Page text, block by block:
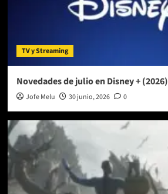
TV y Streaming
Novedades de julio en Disney + (2026)
Jofe Melu 30 junio, 2026 0